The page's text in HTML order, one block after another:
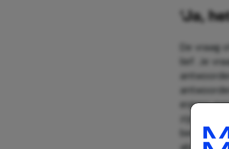
‘Ja,
De vraag
lief. Je
ergens
zijn. Toch
bewijzen